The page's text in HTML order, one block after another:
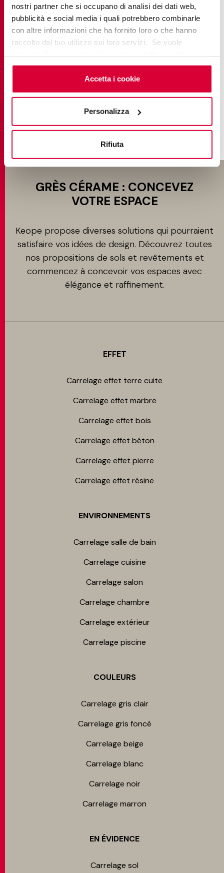
nostri partner che si occupano di analisi dei dati web,
pubblicità e social media i quali potrebbero combinarle
con altre informazioni che ha fornito loro o che hanno
raccolto dal tuo utilizzo sui loro servizi. Se vuole
cookieclicchi qui. Il consenso può essere espresso
cliccando sul tasto “Accetta i cookie”. Se non vuole i
cookie di profilazione può negare il consenso sul tasto
Accetta i cookie
Personalizza
Rifiuta
LIMES
Nature of Italy
TROUVE PLUS
GRÈS CÉRAME : CONCEVEZ
VOTRE ESPACE
Keope propose diverses solutions qui pourraient
satisfaire vos idées de design. Découvrez toutes
nos propositions de sols et revêtements et
commencez à concevoir vos espaces avec
élégance et raffinement.
EFFET
Carrelage effet terre cuite
Carrelage effet marbre
Carrelage effet bois
Carrelage effet béton
Carrelage effet pierre
Carrelage effet résine
ENVIRONNEMENTS
Carrelage salle de bain
Carrelage cuisine
Carrelage salon
Carrelage chambre​
Carrelage extérieur
Carrelage piscine
COULEURS
Carrelage gris clair
Carrelage gris foncé
Carrelage beige
Carrelage blanc
Carrelage noir
Carrelage marron
EN ÉVIDENCE
Carrelage sol